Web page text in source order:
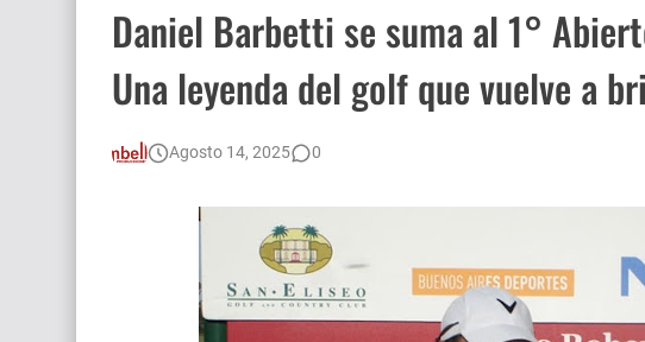
Daniel Barbetti se suma al 1°
Una leyenda del golf que vuelve a
Agosto 14, 2025 0